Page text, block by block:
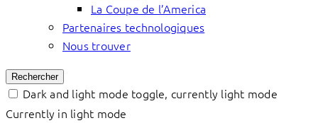
La Coupe de l’America
Partenaires technologiques
Nous trouver
Rechercher
Dark and light mode toggle, currently light mode
Currently in light mode